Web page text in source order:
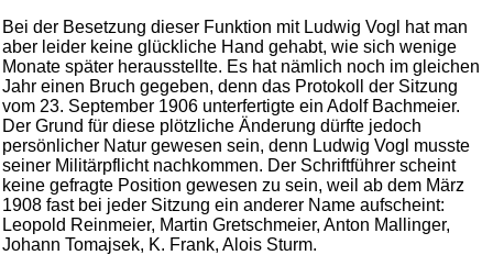
Bei der Besetzung dieser Funktion mit Ludwig Vogl hat man
aber leider keine glückliche Hand gehabt, wie sich wenige
Monate später herausstellte. Es hat nämlich noch im gleichen
Jahr einen Bruch gegeben, denn das Protokoll der Sitzung
vom 23. September 1906 unterfertigte ein Adolf Bachmeier.
Der Grund für diese plötzliche Änderung dürfte jedoch
persönlicher Natur gewesen sein, denn Ludwig Vogl musste
seiner Militärpflicht nachkommen. Der Schriftführer scheint
keine gefragte Position gewesen zu sein, weil ab dem März
1908 fast bei jeder Sitzung ein anderer Name aufscheint:
Leopold Reinmeier, Martin Gretschmeier, Anton Mallinger,
Johann Tomajsek, K. Frank, Alois Sturm.